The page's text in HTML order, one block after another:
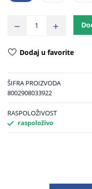
Dodaj u favorite
ŠIFRA PROIZVODA
8002908033922
RASPOLOŽIVOST
raspoloživo